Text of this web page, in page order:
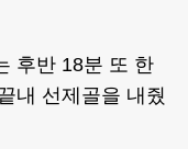
후반 18분 또 한
내 선제골을 내줬